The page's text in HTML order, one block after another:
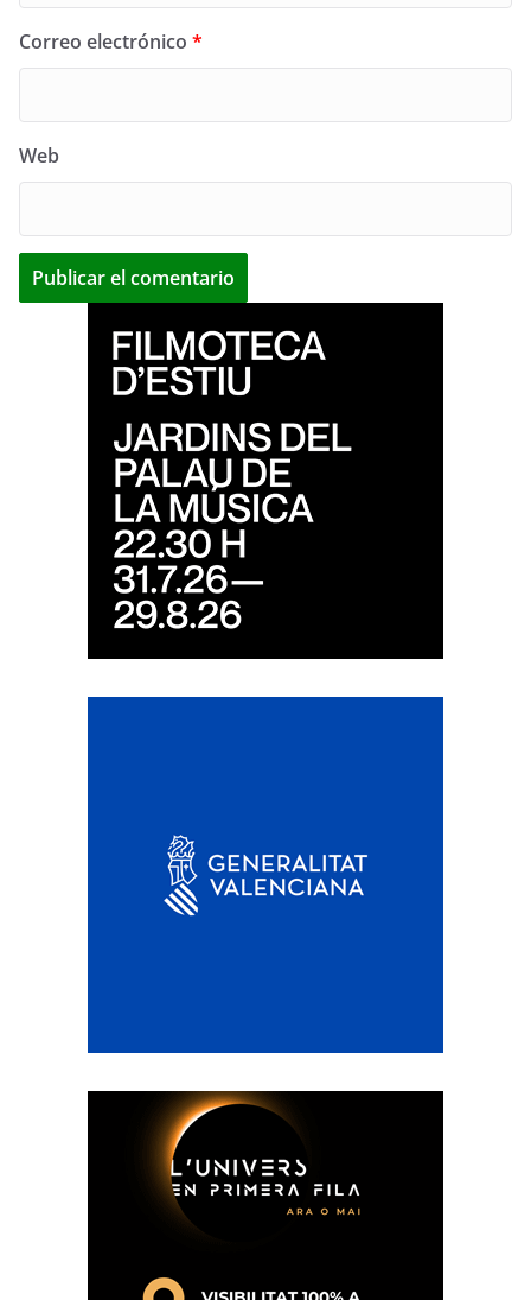
Correo electrónico *
Web